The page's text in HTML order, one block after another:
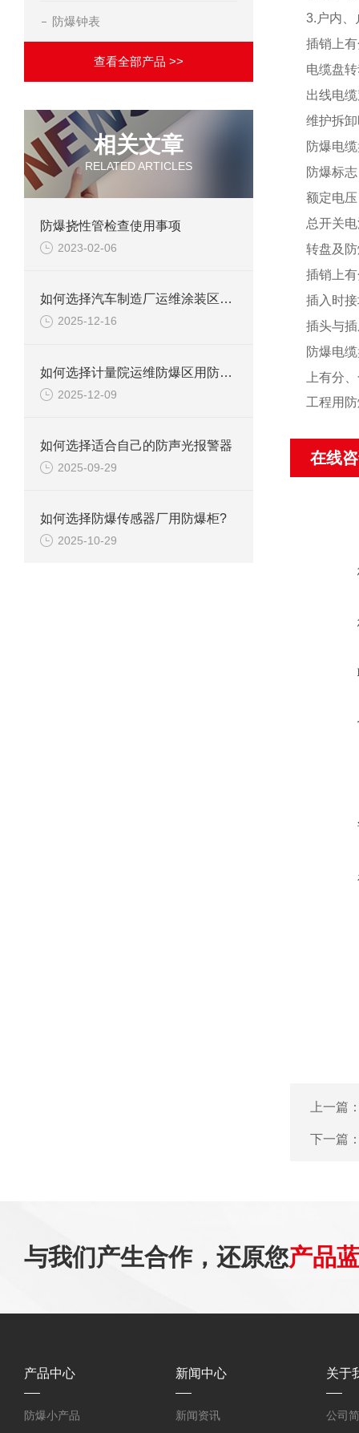
防爆钟表
查看全部产品 >>
相关文章
RELATED ARTICLES
防爆挠性管检查使用事项
2023-02-06
如何选择汽车制造厂运维涂装区用防爆柜？
2025-12-16
如何选择计量院运维防爆区用防爆柜？
2025-12-09
如何选择适合自己的防声光报警器
2025-09-29
如何选择防爆传感器厂用防爆柜?
2025-10-29
3.户内、
插销上
电缆盘
出线电
维护拆
防爆电
防爆标
额定电
总开关
转盘及
插销上
插入时
插头与
防爆电
上有分
工程用
在线
上一篇
下一篇
与我们产生合作，还原您产品
产品中心
防爆小产品
新闻中心
新闻资讯
关于
公司